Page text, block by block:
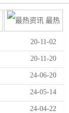
最热
20-11-02
20-11-20
24-06-20
24-05-14
24-04-22